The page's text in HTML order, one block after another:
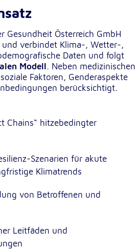
Gesundheit Österreich GmbH
verbindet Klima-, Wetter-,
Daten und folgt
Modell. Neben medizinischen
Faktoren, Genderaspekte
berücksichtigt.
Chains“ hitzebedingter
Szenarien für akute
Klimatrends
von Betroffenen und
Leitfäden und
Google Karten